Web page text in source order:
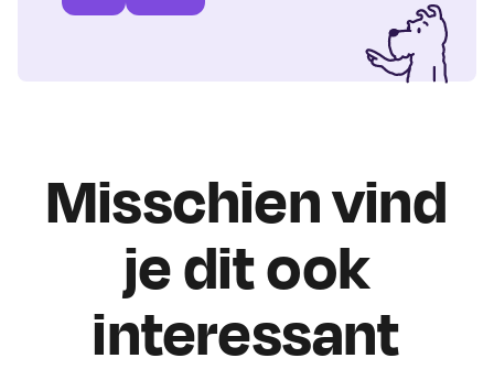
Misschien vind
je dit ook
interessant